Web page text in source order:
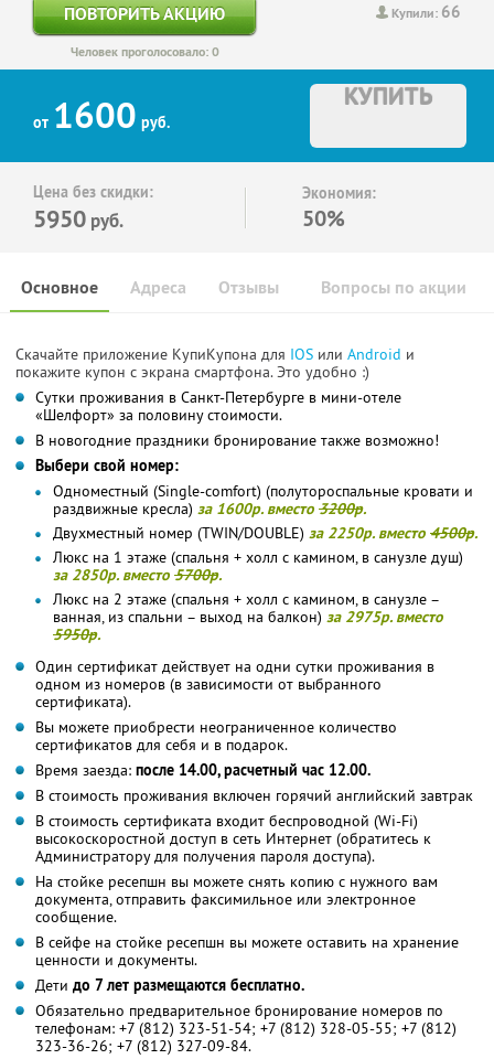
Купили: 66
ПОВТОРИТЬ АКЦИЮ
Человек проголосовало: 0
от 1600 руб.
КУПИТЬ
Цена без скидки:
5950 руб.
Экономия:
50%
Основное Отзывы Вопросы по акции
Адреса
Скачайте приложение КупиКупона для IOS или Android и
покажите купон с экрана смартфона. Это удобно :)
Сутки проживания в Санкт-Петербурге в мини-отеле
«Шелфорт» за половину стоимости.
В новогодние праздники бронирование также возможно!
Выбери свой номер:
Одноместный (Single-comfort) (полутороспальные кровати и
раздвижные кресла) за 1600р. вместо 3200р.
Двухместный номер (TWIN/DOUBLE) за 2250р. вместо 4500р.
Люкс на 1 этаже (спальня + холл с камином, в санузле душ)
за 2850р. вместо 5700р.
Люкс на 2 этаже (спальня + холл с камином, в санузле –
ванная, из спальни – выход на балкон) за 2975р. вместо
5950р.
Один сертификат действует на одни сутки проживания в
одном из номеров (в зависимости от выбранного
сертификата).
Вы можете приобрести неограниченное количество
сертификатов для себя и в подарок.
Время заезда: после 14.00, расчетный час 12.00.
В стоимость проживания включен горячий английский завтрак
В стоимость сертификата входит беспроводной (Wi-Fi)
высокоскоростной доступ в сеть Интернет (обратитесь к
Администратору для получения пароля доступа).
На стойке ресепшн вы можете снять копию с нужного вам
документа, отправить факсимильное или электронное
сообщение.
В сейфе на стойке ресепшн вы можете оставить на хранение
ценности и документы.
Дети до 7 лет размещаются бесплатно.
Обязательно предварительное бронирование номеров по
телефонам: +7 (812) 323-51-54; +7 (812) 328-05-55; +7 (812)
323-36-26; +7 (812) 327-09-84.